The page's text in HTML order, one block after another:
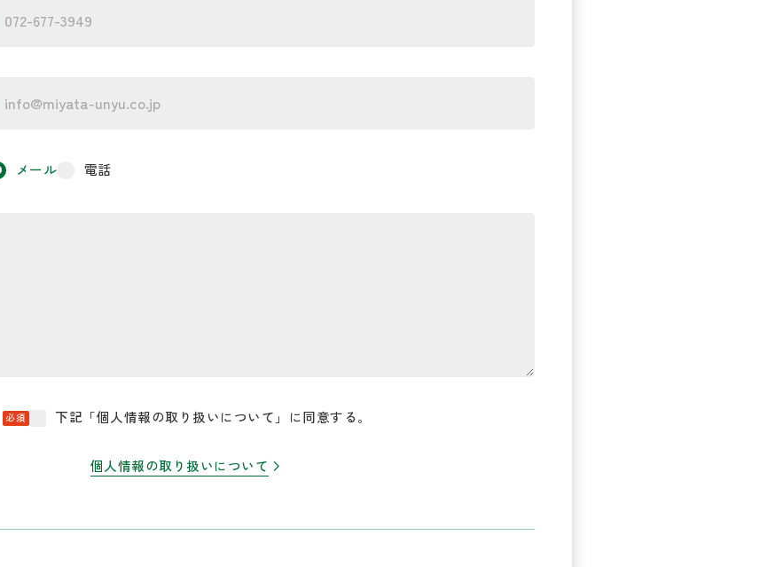
メール 電話
必須 下記「個人情報の取り扱いについて」に同意する。
個人情報の取り扱いについて